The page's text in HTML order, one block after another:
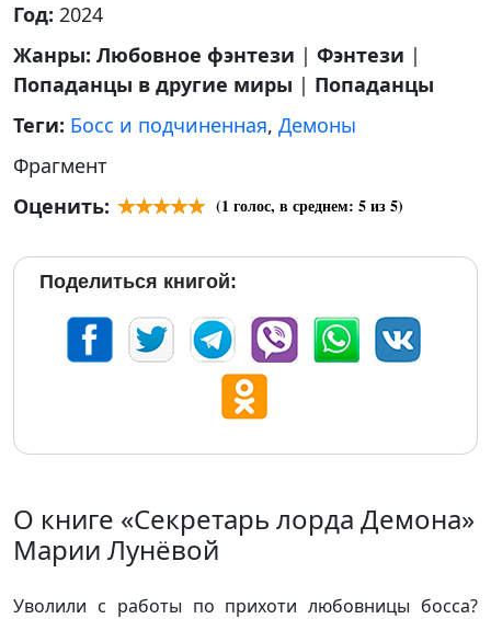
Год: 2024
Жанры: Любовное фэнтези | Фэнтези |
Попаданцы в другие миры | Попаданцы
Теги: Босс и подчиненная, Демоны
Фрагмент
Оценить:
(1 голос, в среднем: 5из 5)
Поделиться книгой:
О книге «Секретарь лорда Демона»
Марии Лунёвой
Уволили с работы по прихоти любовницы босса?